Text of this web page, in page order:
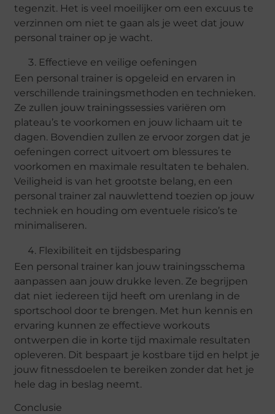
tegenzit. Het is veel moeilijker om een excuus te
verzinnen om niet te gaan als je weet dat jouw
personal trainer op je wacht.
Effectieve en veilige oefeningen
Een personal trainer is opgeleid en ervaren in
verschillende trainingsmethoden en technieken.
Ze zullen jouw trainingssessies variëren om
plateau’s te voorkomen en jouw lichaam uit te
dagen. Bovendien zullen ze ervoor zorgen dat je
oefeningen correct uitvoert om blessures te
voorkomen en maximale resultaten te behalen.
Veiligheid is van het grootste belang, en een
personal trainer zal nauwlettend toezien op jouw
techniek en houding om eventuele risico’s te
minimaliseren.
Flexibiliteit en tijdsbesparing
Een personal trainer kan jouw trainingsschema
aanpassen aan jouw drukke leven. Ze begrijpen
dat niet iedereen tijd heeft om urenlang in de
sportschool door te brengen. Met hun kennis en
ervaring kunnen ze effectieve workouts
ontwerpen die in korte tijd maximale resultaten
opleveren. Dit bespaart je kostbare tijd en helpt je
jouw fitnessdoelen te bereiken zonder dat het je
hele dag in beslag neemt.
Conclusie